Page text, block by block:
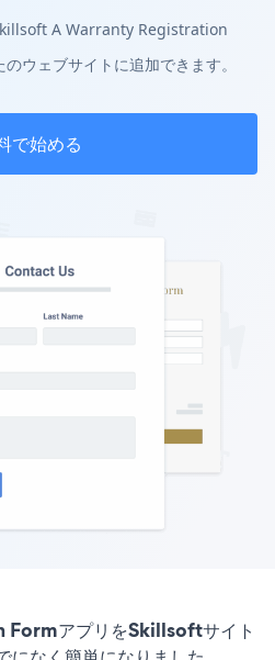
A Warranty Registration
ウェブサイトに追加できます。
で始める
アプリをSkillsoftサイト